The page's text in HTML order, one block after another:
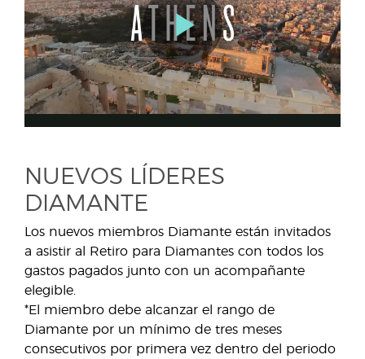
NUEVOS LÍDERES
DIAMANTE
Los nuevos miembros Diamante están invitados
a asistir al Retiro para Diamantes con todos los
gastos pagados junto con un acompañante
elegible.
*El miembro debe alcanzar el rango de
Diamante por un mínimo de tres meses
consecutivos por primera vez dentro del periodo